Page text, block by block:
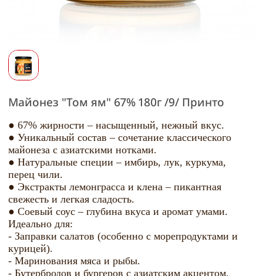
Майонез "Том ям" 67% 180г /9/ Принто
● 67% жирности – насыщенный, нежный вкус.
● Уникальный состав – сочетание классического
майонеза с азиатскими нотками.
● Натуральные специи – имбирь, лук, куркума,
перец чили.
● Экстракты лемонграсса и клена – пикантная
свежесть и легкая сладость.
● Соевый соус – глубина вкуса и аромат умами.
Идеально для:
- Заправки салатов (особенно с морепродуктами и
курицей).
- Маринования мяса и рыбы.
- Бутербродов и бургеров с азиатским акцентом.